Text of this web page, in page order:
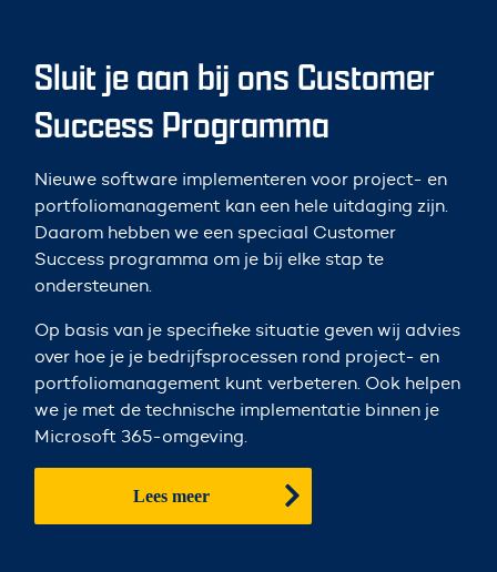
Sluit je aan bij ons Customer
Success Programma
Nieuwe software implementeren voor project- en
portfoliomanagement kan een hele uitdaging zijn.
Daarom hebben we een speciaal Customer
Success programma om je bij elke stap te
ondersteunen.
Op basis van je specifieke situatie geven wij advies
over hoe je je bedrijfsprocessen rond project- en
portfoliomanagement kunt verbeteren. Ook helpen
we je met de technische implementatie binnen je
Microsoft 365-omgeving.
Lees meer